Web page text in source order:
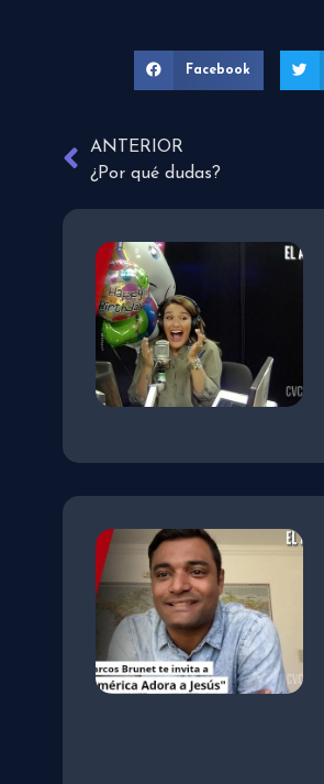
Facebook
ANTERIOR
¿Por qué dudas?